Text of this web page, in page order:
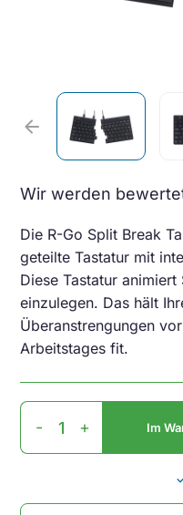
arrow_back
Wir werden
Die R-Go Split Break
geteilte Tastatur mit
Diese Tastatur
einzulegen. Das hält
Überanstrengungen
Arbeitstages fit.
R-
Go
Split
- + Im